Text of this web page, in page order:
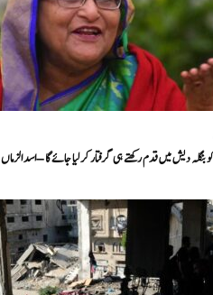
بنگلہ دیش میں قدم رکھتے ہی گرفتار کر لیا جائے گا – اسد الزماں